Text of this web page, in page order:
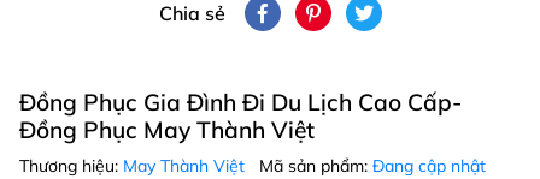
Chia sẻ
Đồng Phục Gia Đình Đi Du Lịch Cao Cấp-
Đồng Phục May Thành Việt
Thương hiệu: May Thành Việt Mã sản phẩm: Đang cập nhật